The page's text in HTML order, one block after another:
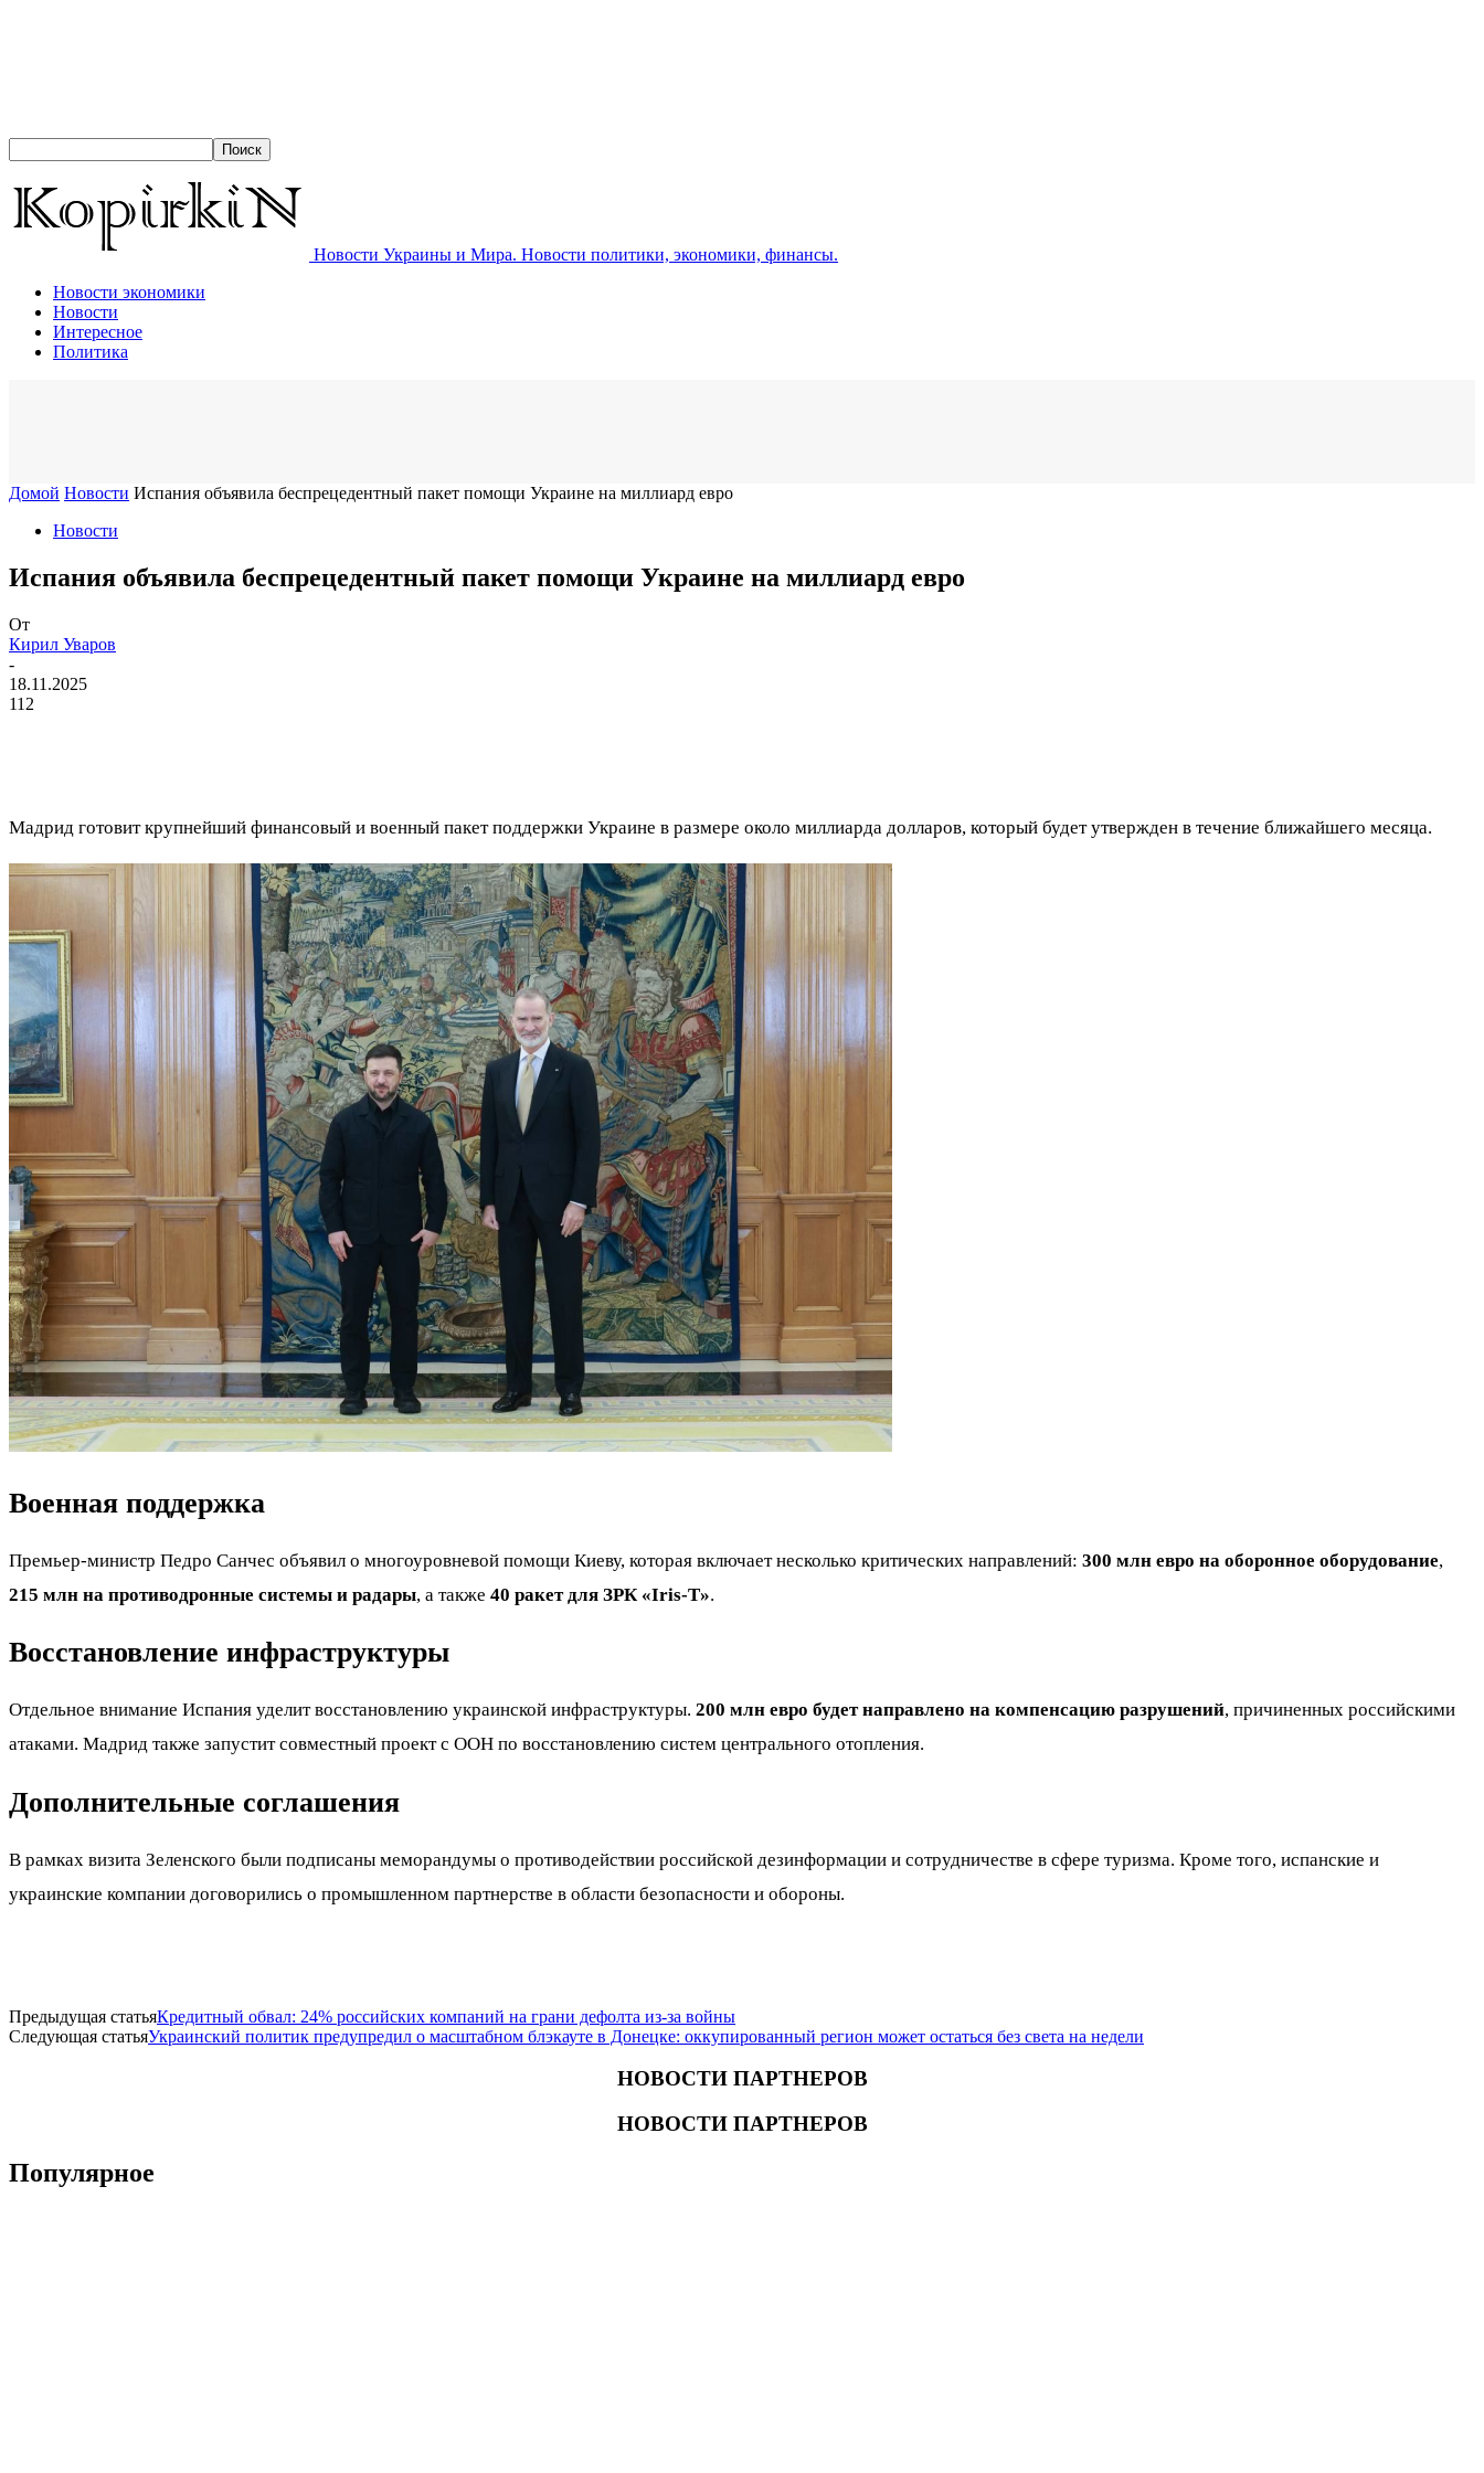
Новости Украины и Мира. Новости политики, экономики, финансы.
Новости экономики
Новости
Интересное
Политика
Домой Новости Испания объявила беспрецедентный пакет помощи Украине на миллиард евро
Новости
Испания объявила беспрецедентный пакет помощи Украине на миллиард евро
От
Кирил Уваров
-
18.11.2025
112
Мадрид готовит крупнейший финансовый и военный пакет поддержки Украине в размере около миллиарда долларов, который будет утвержден в течение ближайшего месяца.
Военная поддержка
Премьер-министр Педро Санчес объявил о многоуровневой помощи Киеву, которая включает несколько критических направлений: 300 млн евро на оборонное оборудование,
215 млн на противодронные системы и радары, а также 40 ракет для ЗРК «Iris-T».
Восстановление инфраструктуры
Отдельное внимание Испания уделит восстановлению украинской инфраструктуры. 200 млн евро будет направлено на компенсацию разрушений, причиненных российскими
атаками. Мадрид также запустит совместный проект с ООН по восстановлению систем центрального отопления.
Дополнительные соглашения
В рамках визита Зеленского были подписаны меморандумы о противодействии российской дезинформации и сотрудничестве в сфере туризма. Кроме того, испанские и
украинские компании договорились о промышленном партнерстве в области безопасности и обороны.
Предыдущая статьяКредитный обвал: 24% российских компаний на грани дефолта из-за войны
Следующая статьяУкраинский политик предупредил о масштабном блэкауте в Донецке: оккупированный регион может остаться без света на недели
НОВОСТИ ПАРТНЕРОВ
НОВОСТИ ПАРТНЕРОВ
Популярное